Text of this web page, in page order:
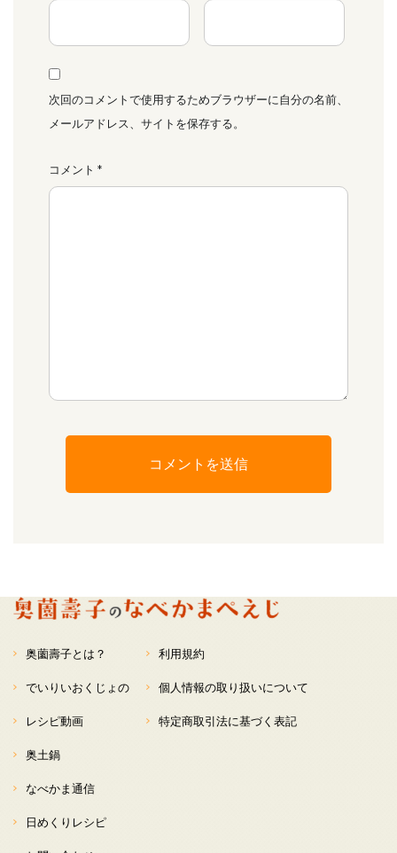
次回のコメントで使用するためブラウザーに自分の名前、
メールアドレス、サイトを保存する。
コメント *
奥薗壽子とは？
でいりいおくじょの
レシピ動画
奥土鍋
なべかま通信
日めくりレシピ
利用規約
個人情報の取り扱いについて
特定商取引法に基づく表記